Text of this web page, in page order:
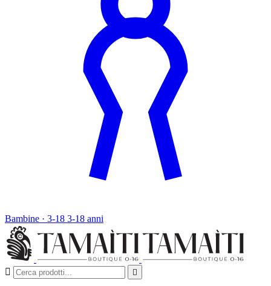
Bambine · 3-18 3-18 anni
 